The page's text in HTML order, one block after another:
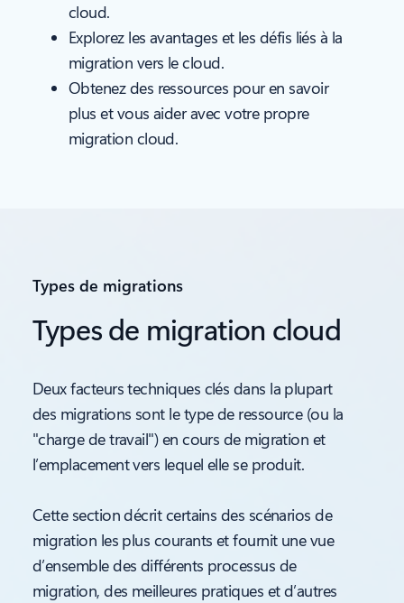
cloud.
Explorez les avantages et les défis liés à la
migration vers le cloud.
Obtenez des ressources pour en savoir
plus et vous aider avec votre propre
migration cloud.
Types de migrations
Types de migration cloud
Deux facteurs techniques clés dans la plupart
des migrations sont le type de ressource (ou la
"charge de travail") en cours de migration et
l’emplacement vers lequel elle se produit.
Cette section décrit certains des scénarios de
migration les plus courants et fournit une vue
d’ensemble des différents processus de
migration, des meilleures pratiques et d’autres